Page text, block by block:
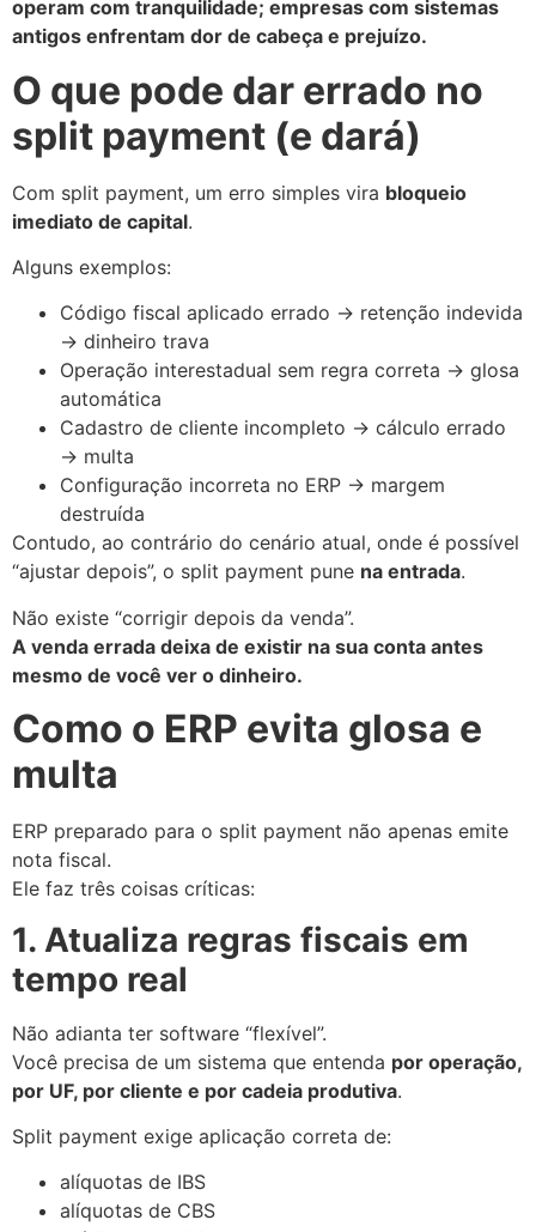
operam com tranquilidade; empresas com sistemas
antigos enfrentam dor de cabeça e prejuízo.
O que pode dar errado no
split payment (e dará)
Com split payment, um erro simples vira bloqueio
imediato de capital.
Alguns exemplos:
Código fiscal aplicado errado → retenção indevida
→ dinheiro trava
Operação interestadual sem regra correta → glosa
automática
Cadastro de cliente incompleto → cálculo errado
→ multa
Configuração incorreta no ERP → margem
destruída
Contudo, ao contrário do cenário atual, onde é possível
“ajustar depois”, o split payment pune na entrada.
Não existe “corrigir depois da venda”.
A venda errada deixa de existir na sua conta antes
mesmo de você ver o dinheiro.
Como o ERP evita glosa e
multa
ERP preparado para o split payment não apenas emite
nota fiscal.
Ele faz três coisas críticas:
1. Atualiza regras fiscais em
tempo real
Não adianta ter software “flexível”.
Você precisa de um sistema que entenda por operação,
por UF, por cliente e por cadeia produtiva.
Split payment exige aplicação correta de:
alíquotas de IBS
alíquotas de CBS